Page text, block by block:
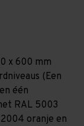
x 600 mm
(Een
één
RAL 5003
oranje en